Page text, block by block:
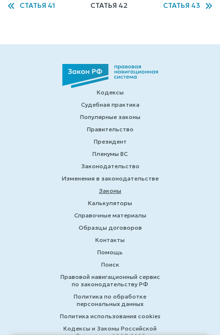
СТАТЬЯ 41 СТАТЬЯ 42 СТАТЬЯ 43
Кодексы
Судебная практика
Популярные законы
Правительство
Президент
Пленумы ВС
Законодательство
Изменения в законодательстве
Законы
Калькуляторы
Справочные материалы
Образцы договоров
Контакты
Помощь
Поиск
Правовой навигационный сервис
по законодательству РФ
Политика по обработке
персональных данных
Политика использования cookies
Кодексы и Законы Российской